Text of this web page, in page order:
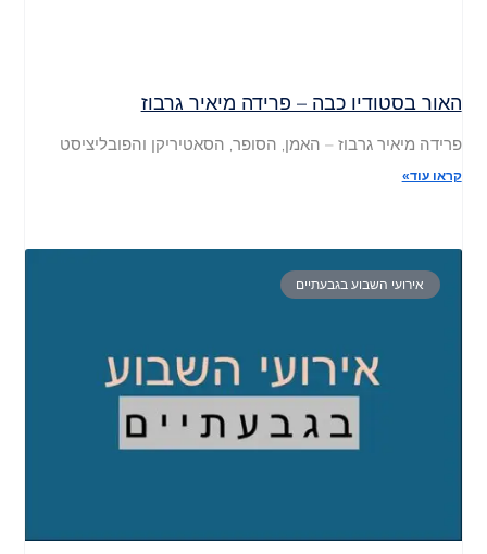
האור בסטודיו כבה – פרידה מיאיר גרבוז
פרידה מיאיר גרבוז – האמן, הסופר, הסאטיריקן והפובליציסט
קראו עוד»
אירועי השבוע בגבעתיים